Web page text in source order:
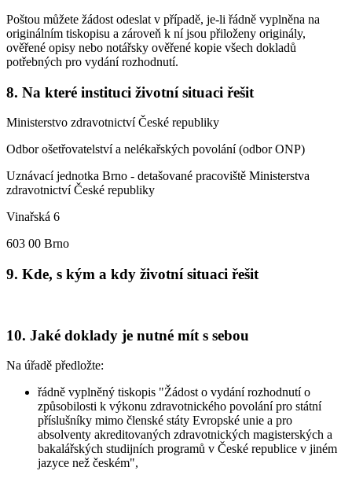
Poštou můžete žádost odeslat v případě, je-li řádně vyplněna na
originálním tiskopisu a zároveň k ní jsou přiloženy originály,
ověřené opisy nebo notářsky ověřené kopie všech dokladů
potřebných pro vydání rozhodnutí.
8. Na které instituci životní situaci řešit
Ministerstvo zdravotnictví České republiky
Odbor ošetřovatelství a nelékařských povolání (odbor ONP)
Uznávací jednotka Brno - detašované pracoviště Ministerstva
zdravotnictví České republiky
Vinařská 6
603 00 Brno
9. Kde, s kým a kdy životní situaci řešit
10. Jaké doklady je nutné mít s sebou
Na úřadě předložte:
řádně vyplněný tiskopis "Žádost o vydání rozhodnutí o
způsobilosti k výkonu zdravotnického povolání pro státní
příslušníky mimo členské státy Evropské unie a pro
absolventy akreditovaných zdravotnických magisterských a
bakalářských studijních programů v České republice v jiném
jazyce než českém",